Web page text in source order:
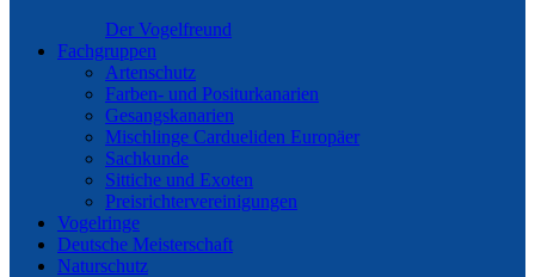
Der Vogelfreund
Fachgruppen
Artenschutz
Farben- und Positurkanarien
Gesangskanarien
Mischlinge Cardueliden Europäer
Sachkunde
Sittiche und Exoten
Preisrichtervereinigungen
Vogelringe
Deutsche Meisterschaft
Naturschutz